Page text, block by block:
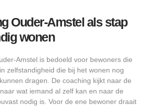
Ouder-Amstel als stap
wonen
Amstel is bedoeld voor bewoners die
zelfstandigheid die bij het wonen nog
dragen. De coaching kijkt naar de
wat iemand al zelf kan en naar de
nodig is. Voor de ene bewoner draait